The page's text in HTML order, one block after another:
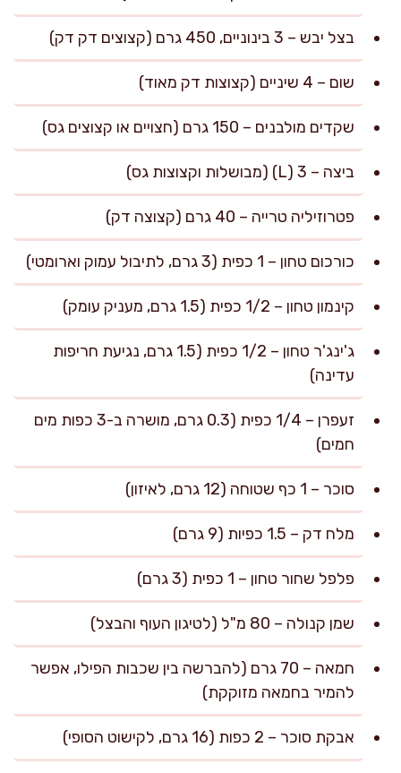
בצל יבש – 3 בינוניים, 450 גרם (קצוצים דק דק)
שום – 4 שיניים (קצוצות דק מאוד)
שקדים מולבנים – 150 גרם (חצויים או קצוצים גס)
ביצה – 3 (L) (מבושלות וקצוצות גס)
פטרוזיליה טרייה – 40 גרם (קצוצה דק)
כורכום טחון – 1 כפית (3 גרם, לתיבול עמוק וארומטי)
קינמון טחון – 1/2 כפית (1.5 גרם, מעניק עומק)
ג'ינג'ר טחון – 1/2 כפית (1.5 גרם, נגיעת חריפות
עדינה)
זעפרן – 1/4 כפית (0.3 גרם, מושרה ב-3 כפות מים
חמים)
סוכר – 1 כף שטוחה (12 גרם, לאיזון)
מלח דק – 1.5 כפיות (9 גרם)
פלפל שחור טחון – 1 כפית (3 גרם)
שמן קנולה – 80 מ"ל (לטיגון העוף והבצל)
חמאה – 70 גרם (להברשה בין שכבות הפילו, אפשר
להמיר בחמאה מזוקקת)
אבקת סוכר – 2 כפות (16 גרם, לקישוט הסופי)